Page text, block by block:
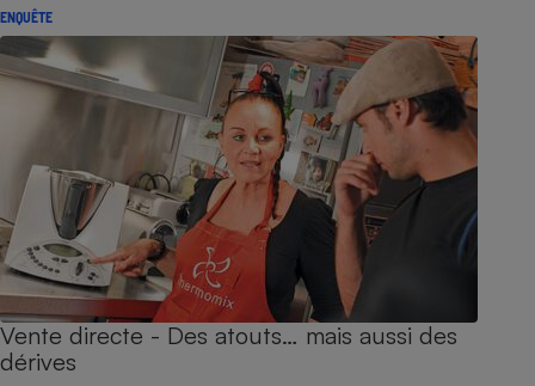
ENQUÊTE
Vente directe - Des atouts… mais aussi des
dérives